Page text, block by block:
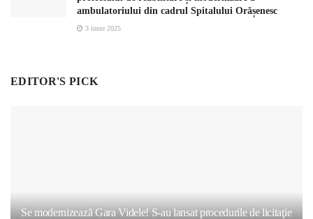
ambulatoriului din cadrul Spitalului Orășenesc
3 iunie 2025
EDITOR'S PICK
Se modernizează Gara Videle! S-au lansat procedurile de licitaţie